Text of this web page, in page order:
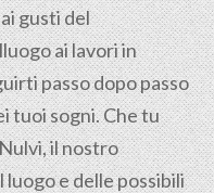
gusti del
ai lavori in
passo dopo passo
tuoi sogni. Che tu
il nostro
luogo e delle possibili